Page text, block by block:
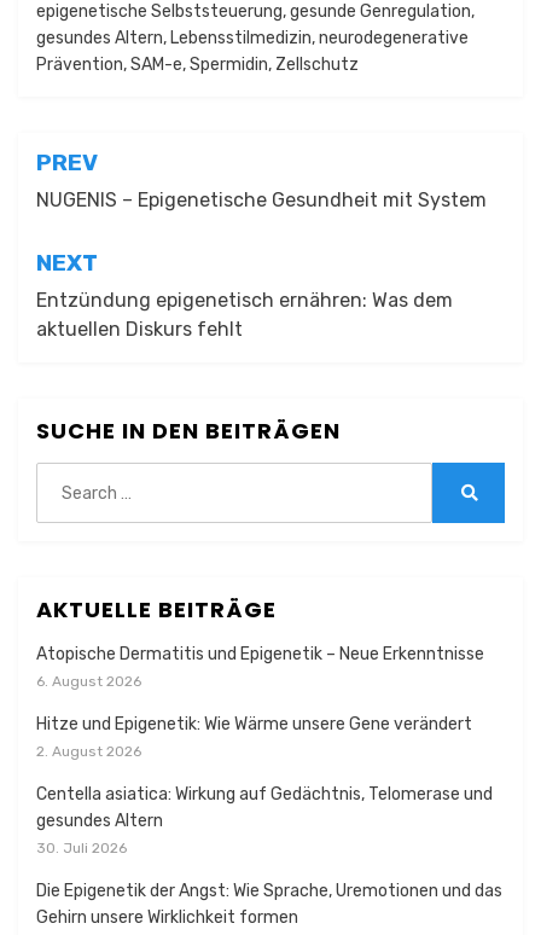
epigenetische Selbststeuerung,gesunde Genregulation,
gesundes Altern, Lebensstilmedizin,neurodegenerative
Prävention,SAM-e,Spermidin, Zellschutz
Beitragsnavigation
PREV
NUGENIS – Epigenetische Gesundheit mit System
NEXT
Entzündung epigenetisch ernähren: Was dem
aktuellen Diskurs fehlt
SUCHE IN DEN BEITRÄGEN
for:
AKTUELLE BEITRÄGE
Atopische Dermatitis und Epigenetik – Neue Erkenntnisse
6. August 2026
Hitze und Epigenetik: Wie Wärme unsere Gene verändert
2. August 2026
Centella asiatica: Wirkung auf Gedächtnis, Telomerase und
gesundes Altern
30. Juli 2026
Die Epigenetik der Angst: Wie Sprache, Uremotionen und das
Gehirn unsere Wirklichkeit formen